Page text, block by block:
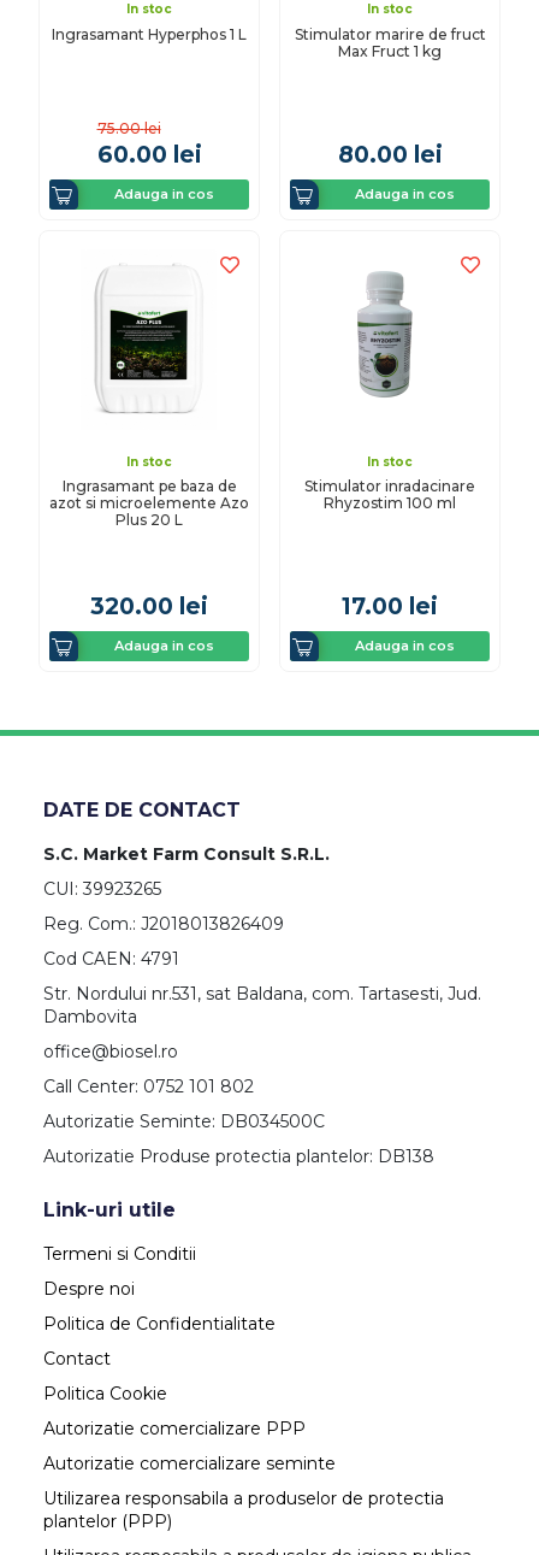
In stoc
Ingrasamant Hyperphos 1 L
75.00 lei
60.00 lei
Adauga in cos
In stoc
Stimulator marire de fruct
Max Fruct 1 kg
80.00 lei
Adauga in cos
In stoc
Ingrasamant pe baza de
azot si microelemente Azo
Plus 20 L
320.00 lei
Adauga in cos
In stoc
Stimulator inradacinare
Rhyzostim 100 ml
17.00 lei
Adauga in cos
DATE DE CONTACT
S.C. Market Farm Consult S.R.L.
CUI: 39923265
Reg. Com.: J2018013826409
Cod CAEN: 4791
Str. Nordului nr.531, sat Baldana, com. Tartasesti, Jud.
Dambovita
office@biosel.ro
Call Center: 0752 101 802
Autorizatie Seminte: DB034500C
Autorizatie Produse protectia plantelor: DB138
Link-uri utile
Termeni si Conditii
Despre noi
Politica de Confidentialitate
Contact
Politica Cookie
Autorizatie comercializare PPP
Autorizatie comercializare seminte
Utilizarea responsabila a produselor de protectia
plantelor (PPP)